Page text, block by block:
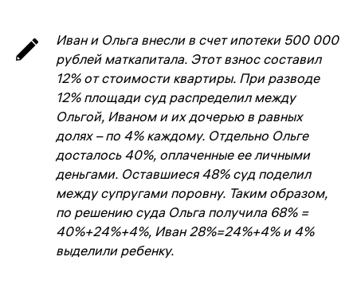
Иван и Ольга внесли в счет ипотеки 500 000
рублей маткапитала. Этот взнос составил
12% от стоимости квартиры. При разводе
12% площади суд распределил между
Ольгой, Иваном и их дочерью в равных
долях – по 4% каждому. Отдельно Ольге
досталось 40%, оплаченные ее личными
деньгами. Оставшиеся 48% суд поделил
между супругами поровну. Таким образом,
по решению суда Ольга получила 68% =
40%+24%+4%, Иван 28%=24%+4% и 4%
выделили ребенку.